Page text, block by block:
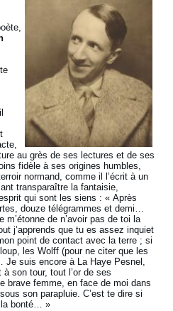
au grès de ses lectures et de ses
fidèle à ses origines humbles,
normand, comme il l’écrit à un
transparaître la fantaisie,
qui sont les siens : « Après
douze télégrammes et demi…
m’étonne de n’avoir pas de toi la
j’apprends que tu es assez inquiet
point de contact avec la terre ; si
les Wolff (pour ne citer que les
Je suis encore à La Haye Pesnel,
son tour, tout l’or de ses
brave femme, en face de moi dans
son parapluie. C’est te dire si
la bonté… »